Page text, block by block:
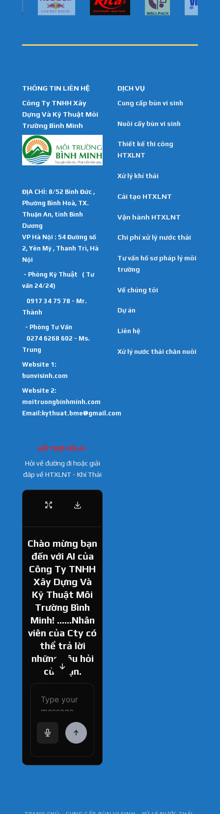
THÔNG TIN LIÊN HỆ
Công Ty TNHH Xây
Dựng Và Kỹ Thuật Môi
Trường Bình Minh
ĐỊA CHỈ: 8/52 Bình Đức ,
Phường Bình Hoà, TX.
Thuận An, tỉnh Bình
Dương
VP Hà Nội : 54 Đường số
2, Yên Mỹ , Thanh Trì, Hà
Nội
- Phòng Kỹ Thuật ( Tư
vấn 24/24)
0917 34 75 78 - Mr.
Thành
- Phòng Tư Vấn
0274 6268 602 - Ms.
Trung
Website 1:
bunvisinh.com
Website 2:
moitruongbinhminh.com
Email:kythuat.bme@gmail.com
DỊCH VỤ
Cung cấp bùn vi sinh
Nuôi cấy bùn vi sinh
Thiết kế thi công
HTXLNT
Xử lý khí thải
Cải tạo HTXLNT
Vận hành HTXLNT
Chi phí xử lý nước thải
Tư vấn hồ sơ pháp lý môi
trường
Về chúng tôi
Dự án
Liên hệ
Xử lý nước thải chăn nuôi
HỖ TRỢ VỚI AI
Hỏi về đường đi hoặc giải
đáp về HTXLNT - Khí Thải
Chào mừng bạn
đến với AI của
Công Ty TNHH
Xây Dựng Và
Kỹ Thuật Môi
Trường Bình
Minh! ......Nhân
viên của Cty có
thể trả lời
những câu hỏi
của bạn.
How can I help
you today?